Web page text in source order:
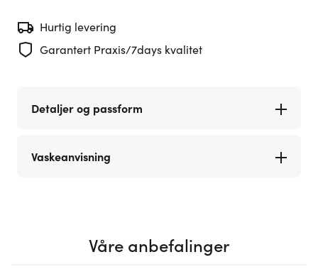
Hurtig levering
Garantert Praxis/7days kvalitet
Detaljer og passform
Vaskeanvisning
Våre anbefalinger